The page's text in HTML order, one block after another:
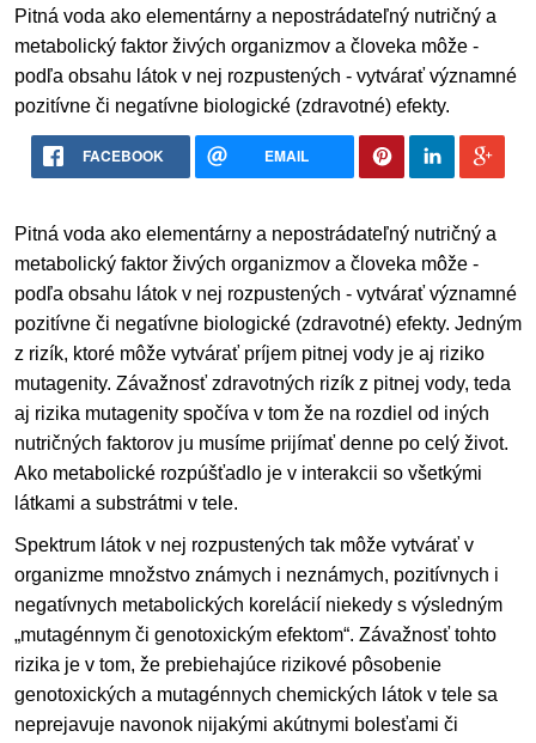
Pitná voda ako elementárny a nepostrádateľný nutričný a
metabolický faktor živých organizmov a človeka môže -
podľa obsahu látok v nej rozpustených - vytvárať významné
pozitívne či negatívne biologické (zdravotné) efekty.
FACEBOOK EMAIL
Pitná voda ako elementárny a nepostrádateľný nutričný a
metabolický faktor živých organizmov a človeka môže -
podľa obsahu látok v nej rozpustených - vytvárať významné
pozitívne či negatívne biologické (zdravotné) efekty. Jedným
z rizík, ktoré môže vytvárať príjem pitnej vody je aj riziko
mutagenity. Závažnosť zdravotných rizík z pitnej vody, teda
aj rizika mutagenity spočíva v tom že na rozdiel od iných
nutričných faktorov ju musíme prijímať denne po celý život.
Ako metabolické rozpúšťadlo je v interakcii so všetkými
látkami a substrátmi v tele.
Spektrum látok v nej rozpustených tak môže vytvárať v
organizme množstvo známych i neznámych, pozitívnych i
negatívnych metabolických korelácií niekedy s výsledným
„mutagénnym či genotoxickým efektom“. Závažnosť tohto
rizika je v tom, že prebiehajúce rizikové pôsobenie
genotoxických a mutagénnych chemických látok v tele sa
neprejavuje navonok nijakými akútnymi bolesťami či